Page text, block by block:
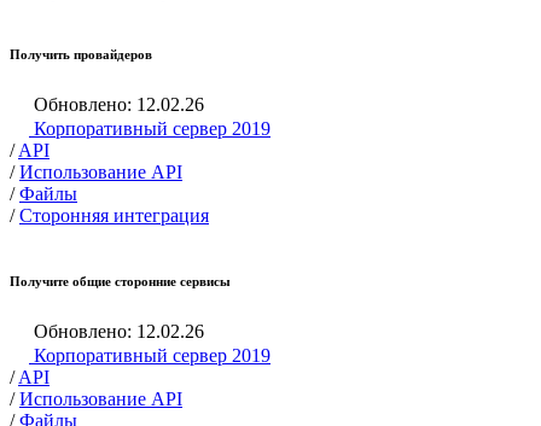
Получить провайдеров
Обновлено: 12.02.26
Корпоративный сервер 2019
/ API
/ Использование API
/ Файлы
/ Сторонняя интеграция
Получите общие сторонние сервисы
Обновлено: 12.02.26
Корпоративный сервер 2019
/ API
/ Использование API
/ Файлы